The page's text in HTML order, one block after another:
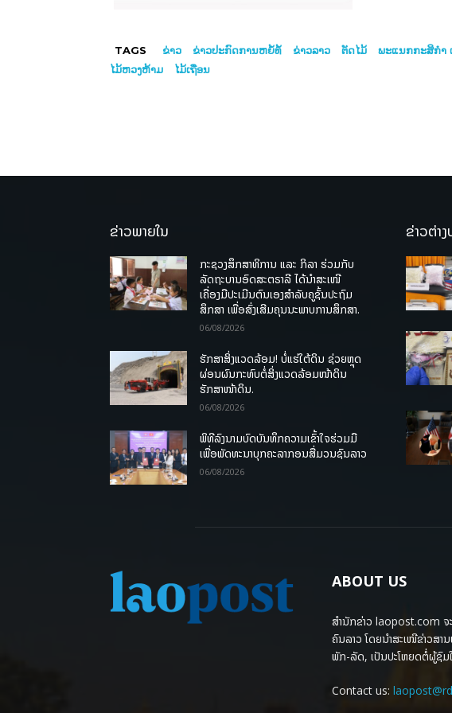
TAGS ຂ່າວ ຂ່າວປະກົດການຫຍໍ້ທໍ້ ຂ່າວລາວ ຕັດໄມ້ ພະແນກກະສິກຳ
ໄມ້ຫວງຫ້າມ
ໄມ້ເຖື່ອນ
ຂ່າວພາຍໃນ
ກະຊວງສຶກສາທິການ ແລະ ກິລາ ຮ່ວມກັບ
ລັດຖະບານອົດສະຕຣາລີ ໄດ້ນຳສະເໜີ
ເຄື່ອງມືປະເມີນຕົນເອງສຳລັບຄູຊັ້ນປະຖົມ
ສຶກສາ ເພື່ອສົ່ງເສີມຄຸນນະພາບການສຶກສາ.
06/08/2026
ຮັກສາສິ່ງແວດລ້ອມ! ບໍ່ແຮ່ໃຕ້ດິນ ຊ່ວຍຫຼຸດ
ຜ່ອນຜົນກະທົບຕໍ່ສິ່ງແວດລ້ອມໜ້າດິນ
ຮັກສາໜ້າດິນ.
06/08/2026
ພິທີລົງນາມບົດບັນທຶກຄວາມເຂົ້າໃຈຮ່ວມມື
ເພື່ອພັດທະນາບຸກຄະລາກອນສື່ມວນຊົນລາວ
06/08/2026
ຂ່າວຕ່າ
ABOUT US
ສຳນັກຂ່າວ laopost.com ຈະ
ຄົນລາວ ໂດຍນຳສະເໜີຂ່າວສາ
ພັກ-ລັດ, ເປັນປະໂຫຍດຕໍ່ຜູ້ຊົມ
Contact us: